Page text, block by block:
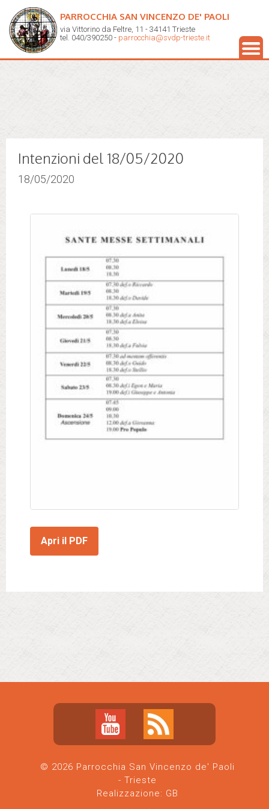
PARROCCHIA SAN VINCENZO DE' PAOLI
via Vittorino da Feltre, 11 - 34141 Trieste
tel. 040/390250 - parrocchia@svdp-trieste.it
Intenzioni del 18/05/2020
18/05/2020
Apri il PDF
© 2026 Parrocchia San Vincenzo de' Paoli
- Trieste
Realizzazione: GB